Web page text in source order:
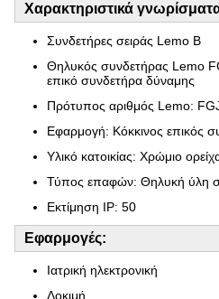
Χαρακτηριστικά
Συνδετήρες σειράς Lemo Β
Θηλυκός συνδετήρας Lemo
επικό συνδετήρα δύναμης
Πρότυπος αριθμός Lemo:
Εφαρμογή: Κόκκινος επικός
Υλικό κατοικίας: Χρώμιο
Τύπος επαφών: Θηλυκή ύλη
Εκτίμηση IP: 50
Εφαρμογές:
Ιατρική ηλεκτρονική
Δοκιμή